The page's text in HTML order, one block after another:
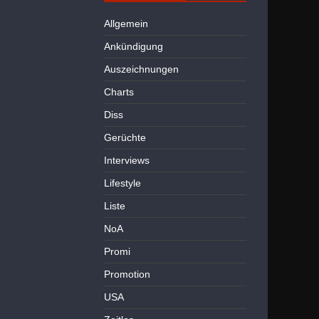
Allgemein
Ankündigung
Auszeichnungen
Charts
Diss
Gerüchte
Interviews
Lifestyle
Liste
NoA
Promi
Promotion
USA